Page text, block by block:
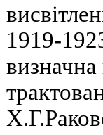
1919-
визначна